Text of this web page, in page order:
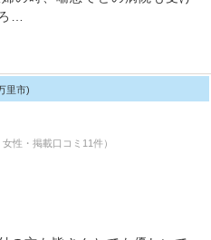
…
里市)
性・掲載口コミ11件）